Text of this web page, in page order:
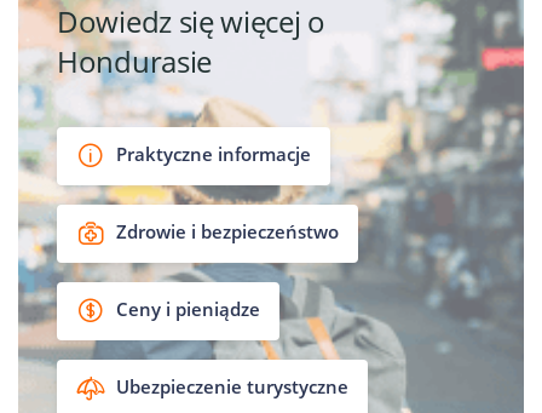
Dowiedz się więcej o
Hondurasie
Praktyczne informacje
Zdrowie i bezpieczeństwo
Ceny i pieniądze
Ubezpieczenie turystyczne